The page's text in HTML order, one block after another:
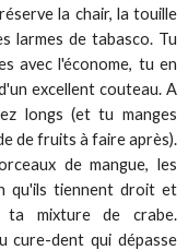
la chair, la touille
larmes de tabasco. Tu
avec l'économe, tu en
excellent couteau. A
longs (et tu manges
de fruits à faire après).
de mangue, les
qu'ils tiennent droit et
mixture de crabe.
cure-dent qui dépasse